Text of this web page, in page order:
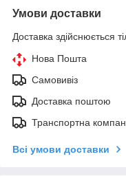
Умови доставки
Доставка здійснюється
Нова Пошта
Самовивіз
Доставка поштою
Транспортна
Всі умови доставки